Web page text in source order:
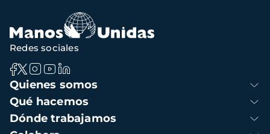
Navegación
principal
Quienes somos
Qué hacemos
Dónde trabajamos
Redes sociales